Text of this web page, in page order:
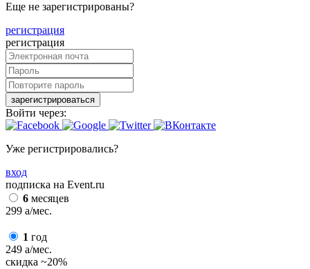
Еще не зарегистрированы?
регистрация
регистрация
зарегистрироваться
Войти через:
Уже регистрировались?
вход
подписка на Event.ru
6 месяцев
299 a/мес.
1 год
249 a/мес.
скидка ~20%